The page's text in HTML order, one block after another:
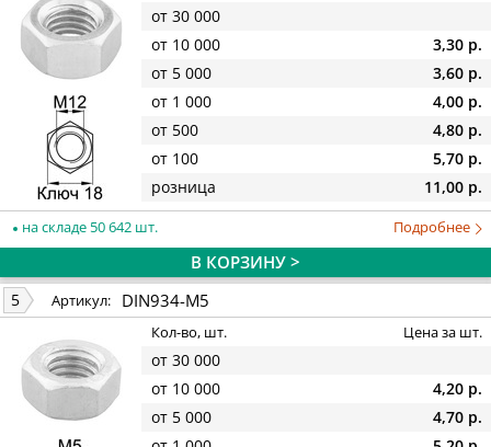
от 30 000
от 10 000
3,30 р.
от 5 000
3,60 р.
от 1 000
4,00 р.
от 500
4,80 р.
от 100
5,70 р.
розница
11,00 р.
на складе 50 642 шт. Подробнее
В КОРЗИНУ >
5 Артикул: DIN934-M5
Кол-во, шт. Цена за шт.
от 30 000
от 10 000
4,20 р.
от 5 000
4,70 р.